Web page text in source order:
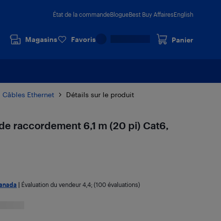
État de la commandeBlogueBest Buy AffairesEnglish
Magasins Favoris Panier
Câbles Ethernet Détails sur le produit
raccordement 6,1 m (20 pi) Cat6,
Évaluation du vendeur 4,4; (100 évaluations)